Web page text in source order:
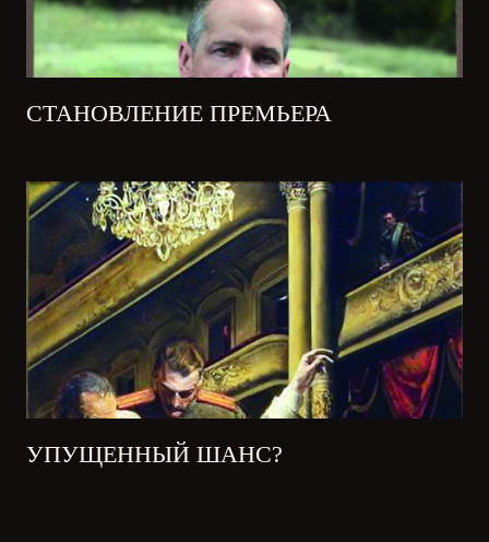
СТАНОВЛЕНИЕ ПРЕМЬЕРА
УПУЩЕННЫЙ ШАНС?